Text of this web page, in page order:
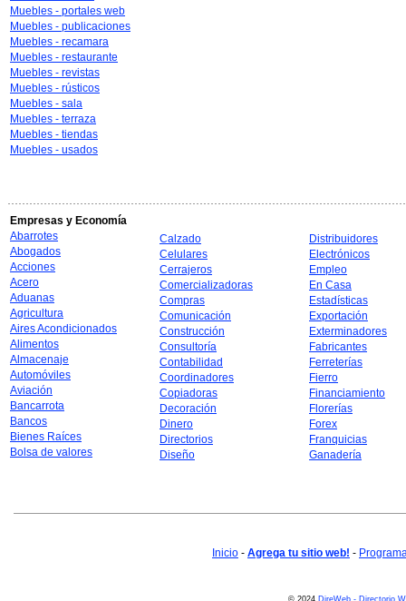
Muebles - portales web
Muebles - publicaciones
Muebles - recamara
Muebles - restaurante
Muebles - revistas
Muebles - rústicos
Muebles - sala
Muebles - terraza
Muebles - tiendas
Muebles - usados
Empresas y Economía
Abarrotes
Abogados
Acciones
Acero
Aduanas
Agricultura
Aires Acondicionados
Alimentos
Almacenaje
Automóviles
Aviación
Bancarrota
Bancos
Bienes Raíces
Bolsa de valores
Calzado
Celulares
Cerrajeros
Comercializadoras
Compras
Comunicación
Construcción
Consultoría
Contabilidad
Coordinadores
Copiadoras
Decoración
Dinero
Directorios
Diseño
Distribuidores
Electrónicos
Empleo
En Casa
Estadísticas
Exportación
Exterminadores
Fabricantes
Ferreterías
Fierro
Financiamiento
Florerías
Forex
Franquicias
Ganadería
Inicio - Agrega tu sitio web! -
© 2024 DireWeb - Directorio